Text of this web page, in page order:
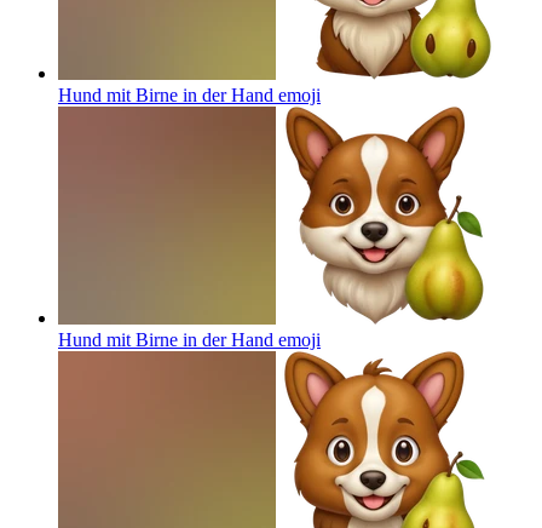
Hund mit Birne in der Hand emoji
Hund mit Birne in der Hand emoji